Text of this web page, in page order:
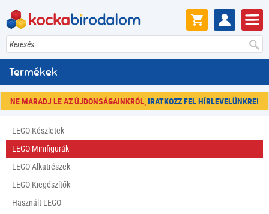
Keresés
Termékek
NE MARADJ LE AZ ÚJDONSÁGAINKRÓL, IRATKOZZ FEL HÍRLEVELÜNKRE!
LEGO Készletek
LEGO Minifigurák
LEGO Alkatrészek
LEGO Kiegészítők
Használt LEGO